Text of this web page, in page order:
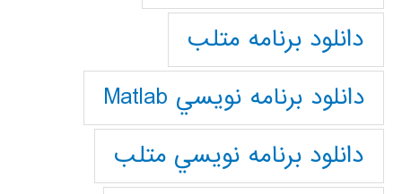
دانلود برنامه متلب
دانلود برنامه نويسي Matlab
دانلود برنامه نويسي متلب